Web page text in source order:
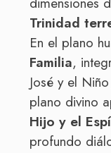
Trinidad
En el plano
Familia,
José y el
plano divino
Hijo y el
profundo